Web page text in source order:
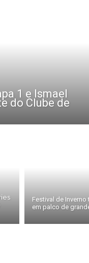
1 e Ismael
do Clube de
Festival de
em palco de